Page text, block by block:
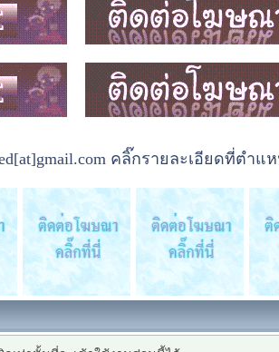
คลิ๊กรายละเอียดที่ตำแ